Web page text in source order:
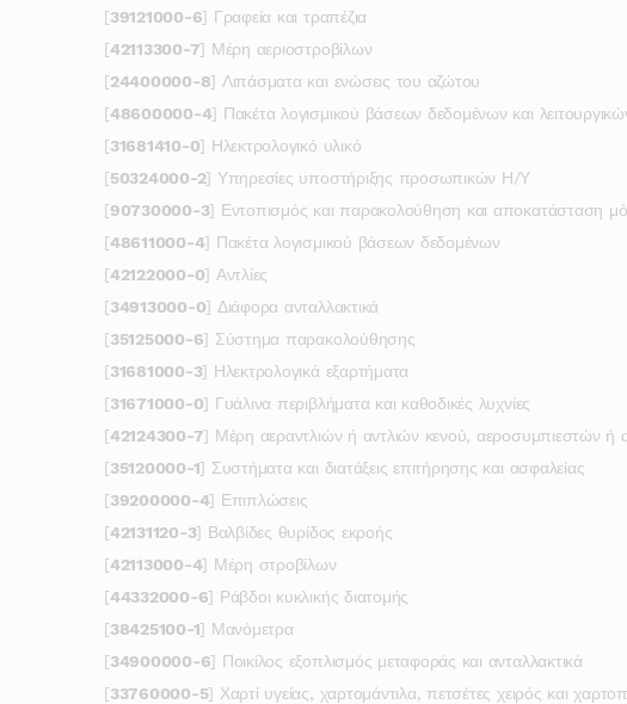
[39121000-6] Γραφεία και τραπέζια
[42113300-7] Μέρη αεριοστροβίλων
[24400000-8] Λιπάσματα και ενώσεις του αζώτου
[48600000-4] Πακέτα λογισμικού βάσεων δεδομένων και
[31681410-0] Ηλεκτρολογικό υλικό
[50324000-2] Υπηρεσίες υποστήριξης προσωπικών Η/Υ
[90730000-3] Εντοπισμός και παρακολούθηση και αποκατάσταση
[48611000-4] Πακέτα λογισμικού βάσεων δεδομένων
[42122000-0] Αντλίες
[34913000-0] Διάφορα ανταλλακτικά
[35125000-6] Σύστημα παρακολούθησης
[31681000-3] Ηλεκτρολογικά εξαρτήματα
[31671000-0] Γυάλινα περιβλήματα και καθοδικές λυχνίες
[42124300-7] Μέρη αεραντλιών ή αντλιών κενού, αεροσυμπιεστών ή
[35120000-1] Συστήματα και διατάξεις επιτήρησης και ασφαλείας
[39200000-4] Επιπλώσεις
[42131120-3] Βαλβίδες θυρίδος εκροής
[42113000-4] Μέρη στροβίλων
[44332000-6] Ράβδοι κυκλικής διατομής
[38425100-1] Μανόμετρα
[34900000-6] Ποικίλος εξοπλισμός μεταφοράς και ανταλλακτικά
[33760000-5] Χαρτί υγείας, χαρτομάντιλα, πετσέτες χειρός και